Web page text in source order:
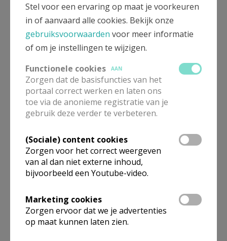
meewerkend priester
De heer Cantaert
Brusselsesteenweg 11 b 4
1850 Grimbergen
0471 36 23 70
Stuur een mailtje
parochieadministrator
Pater JohanGoossens
Kerkplein 1
1850 Grimbergen
Stel voor een ervaring op maat je voorkeuren
in of aanvaard alle cookies. Bekijk onze
gebruiksvoorwaarden voor meer informatie
of om je instellingen te wijzigen.
Functionele cookies
AAN
Zorgen dat de basisfuncties van het
portaal correct werken en laten ons
toe via de anonieme registratie van je
gebruik deze verder te verbeteren.
(Sociale) content cookies
Zorgen voor het correct weergeven
van al dan niet externe inhoud,
bijvoorbeeld een Youtube-video.
Marketing cookies
Zorgen ervoor dat we je advertenties
op maat kunnen laten zien.